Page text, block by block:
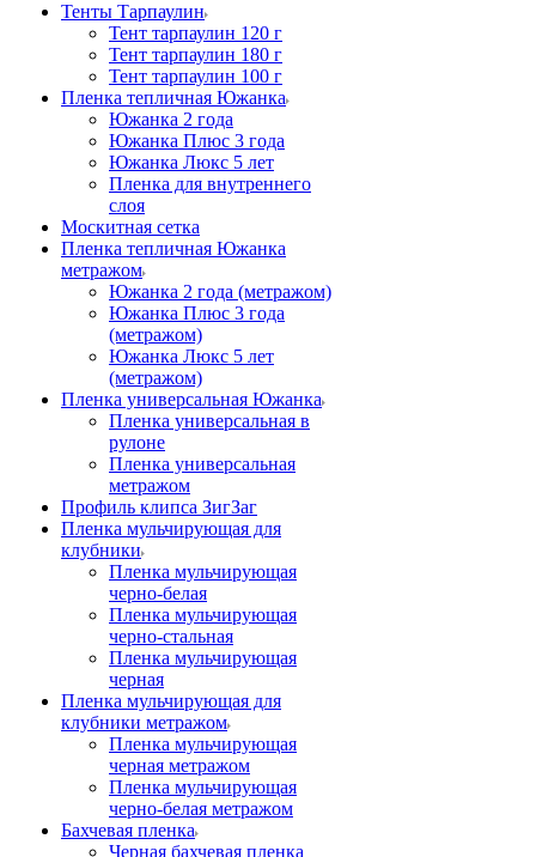
Тенты Тарпаулин
Тент тарпаулин 120 г
Тент тарпаулин 180 г
Тент тарпаулин 100 г
Пленка тепличная Южанка
Южанка 2 года
Южанка Плюс 3 года
Южанка Люкс 5 лет
Пленка для внутреннего
слоя
Москитная сетка
Пленка тепличная Южанка
метражом
Южанка 2 года (метражом)
Южанка Плюс 3 года
(метражом)
Южанка Люкс 5 лет
(метражом)
Пленка универсальная Южанка
Пленка универсальная в
рулоне
Пленка универсальная
метражом
Профиль клипса ЗигЗаг
Пленка мульчирующая для
клубники
Пленка мульчирующая
черно-белая
Пленка мульчирующая
черно-стальная
Пленка мульчирующая
черная
Пленка мульчирующая для
клубники метражом
Пленка мульчирующая
черная метражом
Пленка мульчирующая
черно-белая метражом
Бахчевая пленка
Черная бахчевая пленка